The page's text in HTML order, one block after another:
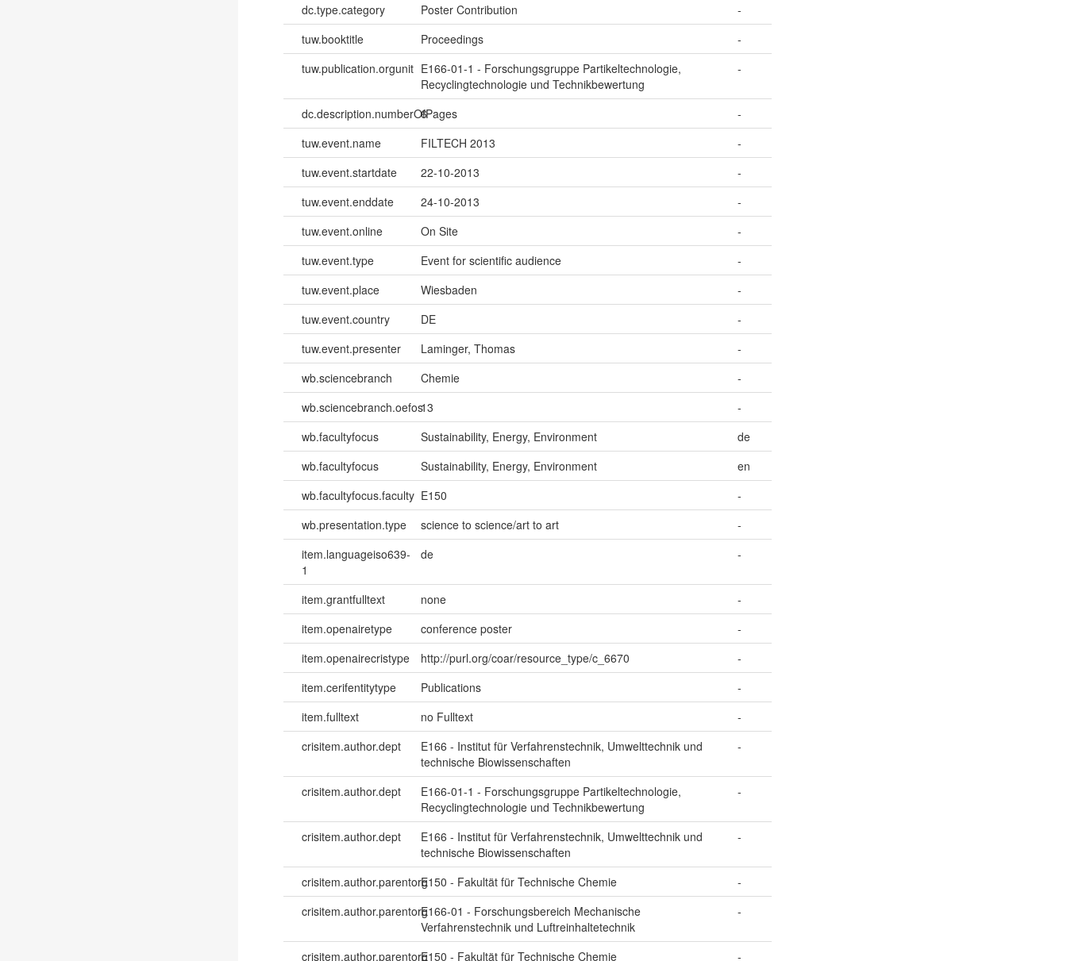
dc.type.category
Poster Contribution
-
tuw.booktitle
Proceedings
-
tuw.publication.orgunit E166-01-1 - Forschungsgruppe Partikeltechnologie,
Recyclingtechnologie und Technikbewertung
-
dc.description.numberOfPages
6
-
tuw.event.name
FILTECH 2013
-
tuw.event.startdate
22-10-2013
-
tuw.event.enddate
24-10-2013
-
tuw.event.online
On Site
-
tuw.event.type
Event for scientific audience
-
tuw.event.place
Wiesbaden
-
tuw.event.country
DE
-
tuw.event.presenter
Laminger, Thomas
-
wb.sciencebranch
Chemie
-
wb.sciencebranch.oefos13
-
wb.facultyfocus
Sustainability, Energy, Environment
de
wb.facultyfocus
Sustainability, Energy, Environment
en
wb.facultyfocus.faculty E150
-
wb.presentation.type
science to science/art to art
-
item.languageiso639-
1
de -
item.grantfulltext none
-
item.openairetype
conference poster
-
item.openairecristype
http://purl.org/coar/resource_type/c_6670
-
item.cerifentitytype
Publications
-
item.fulltext
no Fulltext
-
crisitem.author.dept
E166 - Institut für Verfahrenstechnik, Umwelttechnik und
technische Biowissenschaften
-
crisitem.author.dept
E166-01-1 - Forschungsgruppe Partikeltechnologie,
Recyclingtechnologie und Technikbewertung
-
crisitem.author.dept
E166 - Institut für Verfahrenstechnik, Umwelttechnik und
technische Biowissenschaften
-
crisitem.author.parentorgE150 - Fakultät für Technische Chemie
-
crisitem.author.parentorgE166-01 - Forschungsbereich Mechanische
Verfahrenstechnik und Luftreinhaltetechnik
-
crisitem.author.parentorgE150 - Fakultät für Technische Chemie -